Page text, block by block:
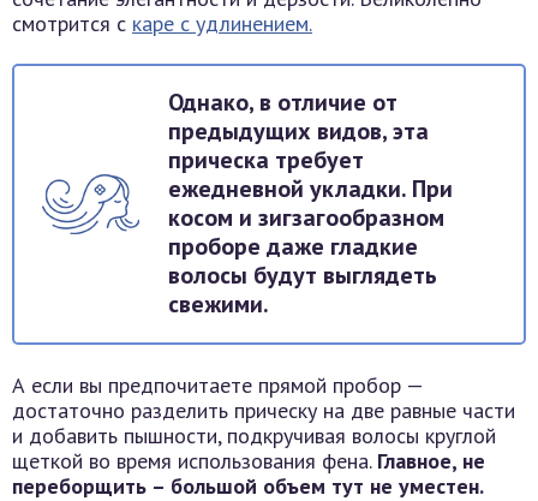
смотрится с каре с удлинением.
Однако, в отличие от
предыдущих видов, эта
прическа требует
ежедневной укладки. При
косом и зигзагообразном
проборе даже гладкие
волосы будут выглядеть
свежими.
А если вы предпочитаете прямой пробор —
достаточно разделить прическу на две равные части
и добавить пышности, подкручивая волосы круглой
щеткой во время использования фена. Главное, не
переборщить – большой объем тут не уместен.